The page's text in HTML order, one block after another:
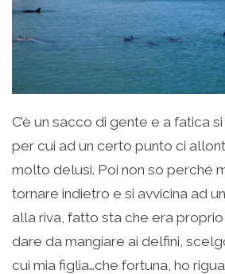
C’è un sacco di gente e a fatica
per cui ad un certo punto ci
molto delusi. Poi non so perché
tornare indietro e si avvicina ad
alla riva, fatto sta che era
dare da mangiare ai delfini,
cui mia figlia…che fortuna, ho